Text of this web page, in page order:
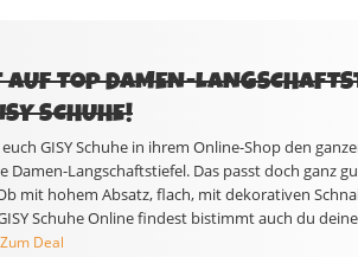
TOP DAMEN-
SCHUHE!
GISY Schuhe in ihrem Online-Shop den
Damen-Langschaftstiefel. Das passt doch ganz
mit hohem Absatz, flach, mit dekorativen
Schuhe Online findest bistimmt auch du
Deal